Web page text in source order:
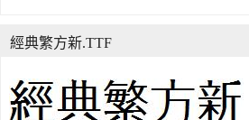
經典繁方新.TTF